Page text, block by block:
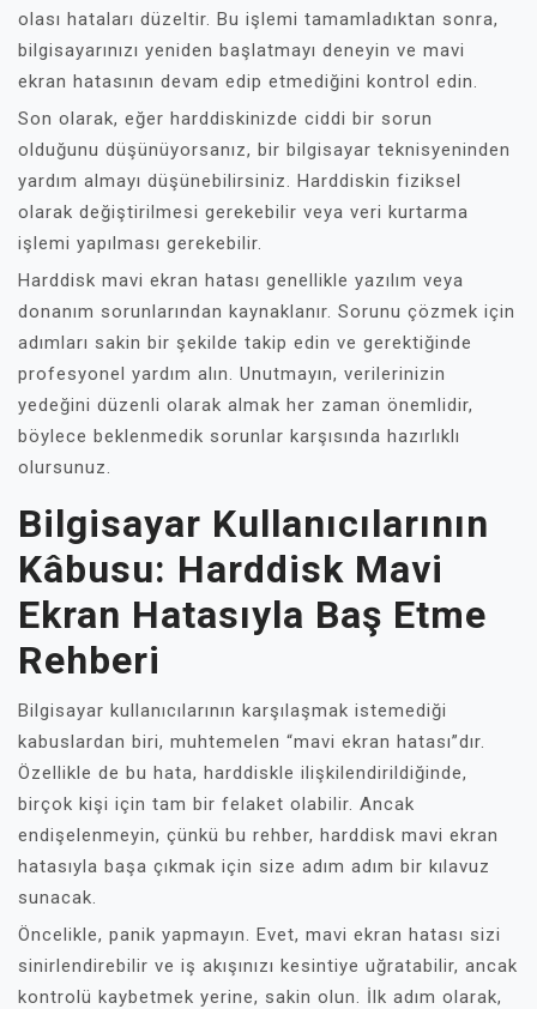
olası hataları düzeltir. Bu işlemi tamamladıktan sonra,
bilgisayarınızı yeniden başlatmayı deneyin ve mavi
ekran hatasının devam edip etmediğini kontrol edin.
Son olarak, eğer harddiskinizde ciddi bir sorun
olduğunu düşünüyorsanız, bir bilgisayar teknisyeninden
yardım almayı düşünebilirsiniz. Harddiskin fiziksel
olarak değiştirilmesi gerekebilir veya veri kurtarma
işlemi yapılması gerekebilir.
Harddisk mavi ekran hatası genellikle yazılım veya
donanım sorunlarından kaynaklanır. Sorunu çözmek için
adımları sakin bir şekilde takip edin ve gerektiğinde
profesyonel yardım alın. Unutmayın, verilerinizin
yedeğini düzenli olarak almak her zaman önemlidir,
böylece beklenmedik sorunlar karşısında hazırlıklı
olursunuz.
Bilgisayar Kullanıcılarının
Kâbusu: Harddisk Mavi
Ekran Hatasıyla Baş Etme
Rehberi
Bilgisayar kullanıcılarının karşılaşmak istemediği
kabuslardan biri, muhtemelen “mavi ekran hatası”dır.
Özellikle de bu hata, harddiskle ilişkilendirildiğinde,
birçok kişi için tam bir felaket olabilir. Ancak
endişelenmeyin, çünkü bu rehber, harddisk mavi ekran
hatasıyla başa çıkmak için size adım adım bir kılavuz
sunacak.
Öncelikle, panik yapmayın. Evet, mavi ekran hatası sizi
sinirlendirebilir ve iş akışınızı kesintiye uğratabilir, ancak
kontrolü kaybetmek yerine, sakin olun. İlk adım olarak,